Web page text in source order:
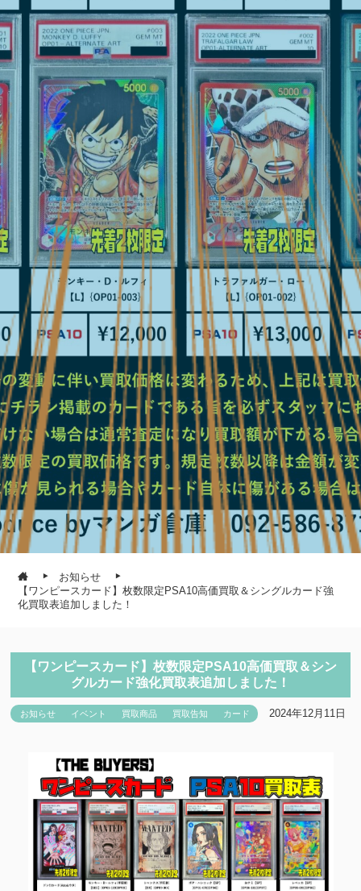
お知らせ
【ワンピースカード】枚数限定PSA10高価買取＆シングルカード強
化買取表追加しました！
【ワンピースカード】枚数限定PSA10高価買取＆シン
グルカード強化買取表追加しました！
お知らせ イベント 買取商品 買取告知 カード 2024年12月11日